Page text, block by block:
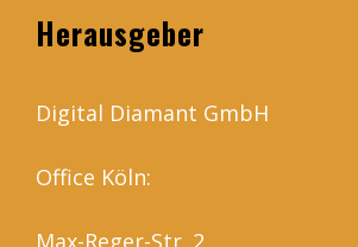
Herausgeber
Digital Diamant GmbH
Office Köln:
Max-Reger-Str. 2